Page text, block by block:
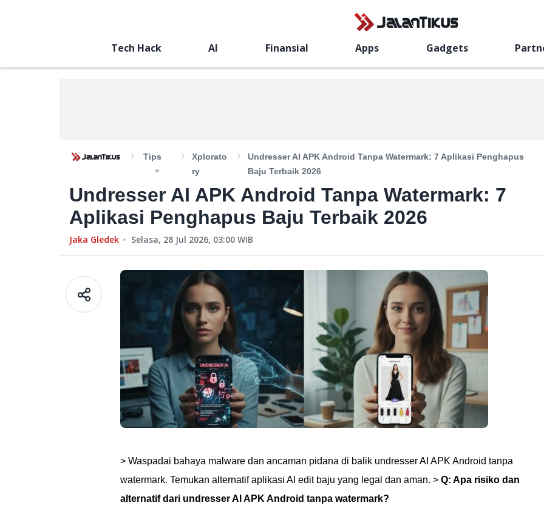
Tech Hack AI Finansial Apps Gadgets
Tips
Xplorato
Ry
Undresser AI APK Android Tanpa Watermark: 7 Aplikasi Penghapus
Baju Terbaik 2026
Undresser AI APK Android Tanpa Watermark: 7
Aplikasi Penghapus Baju Terbaik 2026
Jaka Gledek Selasa, 28 Jul 2026, 03:00 WIB
> Waspadai bahaya malware dan ancaman pidana di balik undresser AI APK Android tanpa
watermark. Temukan alternatif aplikasi AI edit baju yang legal dan aman. > Q: Apa risiko dan
alternatif dari undresser AI APK Android tanpa watermark?